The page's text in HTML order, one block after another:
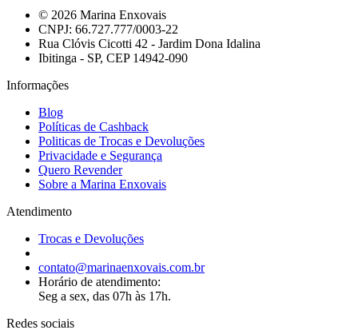
© 2026 Marina Enxovais
CNPJ: 66.727.777/0003-22
Rua Clóvis Cicotti 42 - Jardim Dona Idalina
Ibitinga - SP, CEP 14942-090
Informações
Blog
Políticas de Cashback
Politicas de Trocas e Devoluções
Privacidade e Segurança
Quero Revender
Sobre a Marina Enxovais
Atendimento
Trocas e Devoluções
contato@marinaenxovais.com.br
Horário de atendimento:
Seg a sex, das 07h às 17h.
Redes sociais